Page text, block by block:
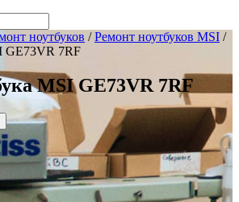
ноутбуков /Ремонт ноутбуков MSI /
GE73VR 7RF
MSI GE73VR 7RF